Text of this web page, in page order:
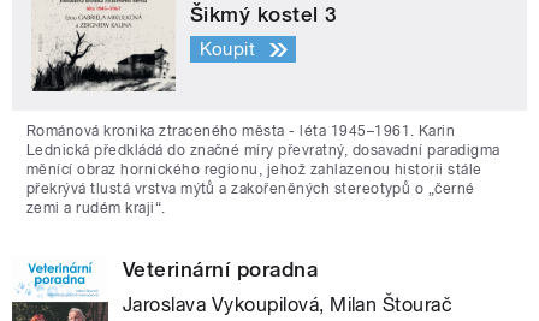
Šikmý kostel 3
Koupit
Románová kronika ztraceného města - léta 1945–1961. Karin
Lednická předkládá do značné míry převratný, dosavadní paradigma
měnící obraz hornického regionu, jehož zahlazenou historii stále
překrývá tlustá vrstva mýtů a zakořeněných stereotypů o „černé
zemi a rudém kraji“.
Veterinární poradna
Jaroslava Vykoupilová, Milan Štourač